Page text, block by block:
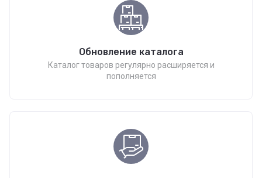
Обновление каталога
Каталог товаров регулярно расширяется и
пополняется